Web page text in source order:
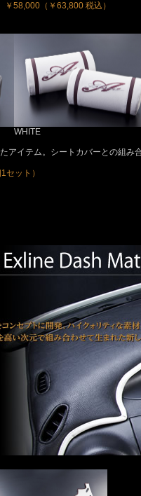
58,000（￥63,800 税込）
WHITE
アイテム。シートカバーとの組み
ット）